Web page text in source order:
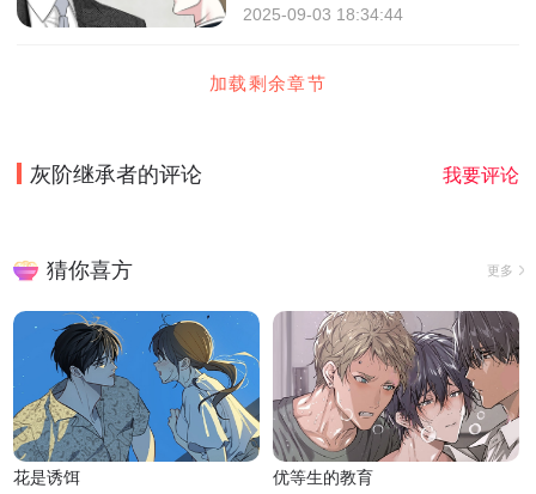
2025-09-03 18:34:44
加载剩余章节
灰阶继承者的评论 我要评论
猜你喜方 更多
花是诱饵 优等生的教育